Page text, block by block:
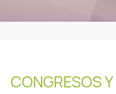
CONGRESOS